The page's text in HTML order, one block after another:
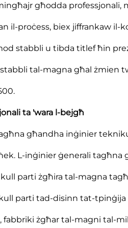
għodda professjonali,
il-proċess, biex jiffrankaw il-
stabbli u tibda titlef ħin
tal-magna għal żmien
ta 'wara l-bejgħ
għandha inġinier
L-inġinier ġenerali tagħna
parti żgħira tal-magna
parti tad-disinn tat-
fabbriki żgħar tal-magni tal-